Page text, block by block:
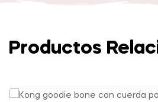
Productos